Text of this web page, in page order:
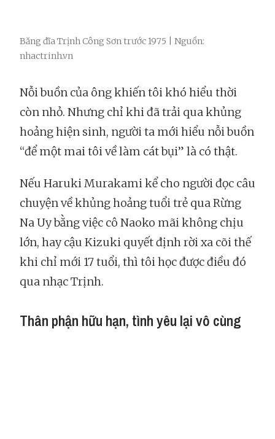
Băng đĩa Trịnh Công Sơn trước 1975 | Nguồn:
nhactrinh.vn
Nỗi buồn của ông khiến tôi khó hiểu thời
còn nhỏ. Nhưng chỉ khi đã trải qua khủng
hoảng hiện sinh, người ta mới hiểu nỗi buồn
“để một mai tôi về làm cát bụi” là có thật.
Nếu Haruki Murakami kể cho người đọc câu
chuyện về khủng hoảng tuổi trẻ qua Rừng
Na Uy bằng việc cô Naoko mãi không chịu
lớn, hay cậu Kizuki quyết định rời xa cõi thế
khi chỉ mới 17 tuổi, thì tôi học được điều đó
qua nhạc Trịnh.
Thân phận hữu hạn, tình yêu lại vô cùng